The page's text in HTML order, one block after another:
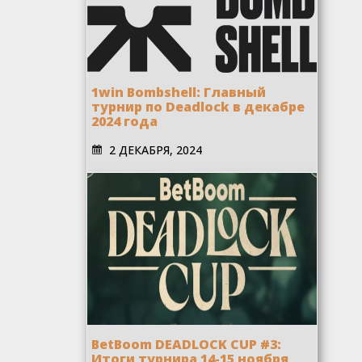
1win Bombshell: Главный
турнир по Deadlock в декабре
2024 года
2 ДЕКАБРЯ, 2024
BetBoom DEADLOCK CUP #3:
Итоги турнира 14-15 ноября